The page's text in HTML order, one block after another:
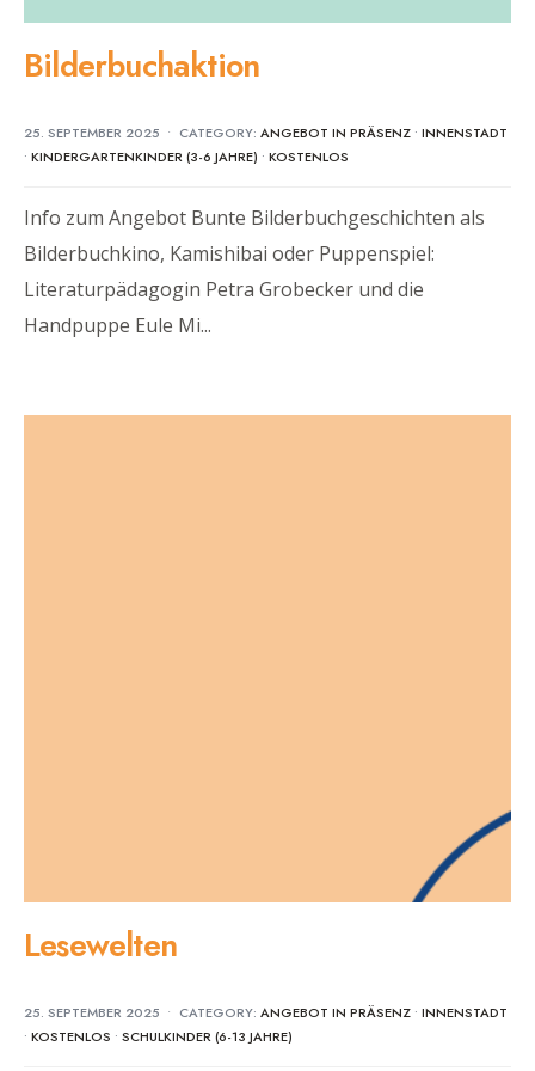
Bilderbuchaktion
25. SEPTEMBER 2025 • CATEGORY: ANGEBOT IN PRÄSENZ • INNENSTADT
• KINDERGARTENKINDER (3-6 JAHRE) • KOSTENLOS
Info zum Angebot Bunte Bilderbuchgeschichten als
Bilderbuchkino, Kamishibai oder Puppenspiel:
Literaturpädagogin Petra Grobecker und die
Handpuppe Eule Mi...
Lesewelten
25. SEPTEMBER 2025 • CATEGORY: ANGEBOT IN PRÄSENZ • INNENSTADT
• KOSTENLOS • SCHULKINDER (6-13 JAHRE)